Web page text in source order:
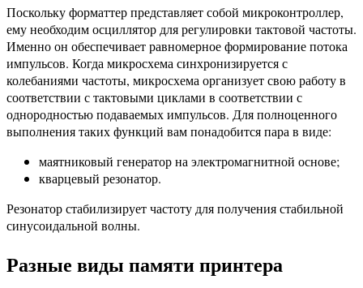
Поскольку форматтер представляет собой микроконтроллер,
ему необходим осциллятор для регулировки тактовой частоты.
Именно он обеспечивает равномерное формирование потока
импульсов. Когда микросхема синхронизируется с
колебаниями частоты, микросхема организует свою работу в
соответствии с тактовыми циклами в соответствии с
однородностью подаваемых импульсов. Для полноценного
выполнения таких функций вам понадобится пара в виде:
маятниковый генератор на электромагнитной основе;
кварцевый резонатор.
Резонатор стабилизирует частоту для получения стабильной
синусоидальной волны.
Разные виды памяти принтера